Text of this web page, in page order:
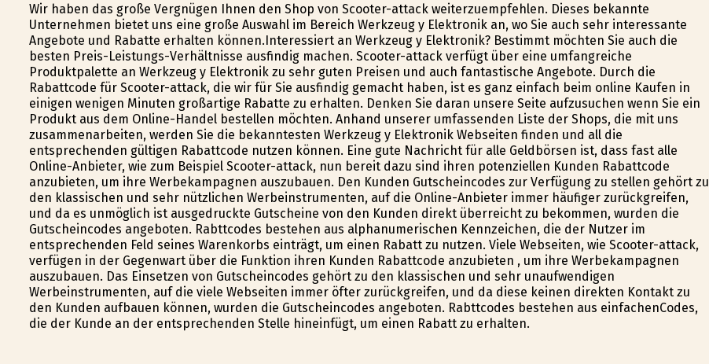
Wir haben das große Vergnügen Ihnen den Shop von Scooter-attack weiterzuempfehlen. Dieses bekannte
Unternehmen bietet uns eine große Auswahl im Bereich Werkzeug y Elektronik an, wo Sie auch sehr interessante
Angebote und Rabatte erhalten können.Interessiert an Werkzeug y Elektronik? Bestimmt möchten Sie auch die
besten Preis-Leistungs-Verhältnisse ausfindig machen. Scooter-attack verfügt über eine umfangreiche
Produktpalette an Werkzeug y Elektronik zu sehr guten Preisen und auch fantastische Angebote. Durch die
Rabattcode für Scooter-attack, die wir für Sie ausfindig gemacht haben, ist es ganz einfach beim online Kaufen in
einigen wenigen Minuten großartige Rabatte zu erhalten. Denken Sie daran unsere Seite aufzusuchen wenn Sie ein
Produkt aus dem Online-Handel bestellen möchten. Anhand unserer umfassenden Liste der Shops, die mit uns
zusammenarbeiten, werden Sie die bekanntesten Werkzeug y Elektronik Webseiten finden und all die
entsprechenden gültigen Rabattcode nutzen können. Eine gute Nachricht für alle Geldbörsen ist, dass fast alle
Online-Anbieter, wie zum Beispiel Scooter-attack, nun bereit dazu sind ihren potenziellen Kunden Rabattcode
anzubieten, um ihre Werbekampagnen auszubauen. Den Kunden Gutscheincodes zur Verfügung zu stellen gehört zu
den klassischen und sehr nützlichen Werbeinstrumenten, auf die Online-Anbieter immer häufiger zurückgreifen,
und da es unmöglich ist ausgedruckte Gutscheine von den Kunden direkt überreicht zu bekommen, wurden die
Gutscheincodes angeboten. Rabttcodes bestehen aus alphanumerischen Kennzeichen, die der Nutzer im
entsprechenden Feld seines Warenkorbs einträgt, um einen Rabatt zu nutzen. Viele Webseiten, wie Scooter-attack,
verfügen in der Gegenwart über die Funktion ihren Kunden Rabattcode anzubieten , um ihre Werbekampagnen
auszubauen. Das Einsetzen von Gutscheincodes gehört zu den klassischen und sehr unaufwendigen
Werbeinstrumenten, auf die viele Webseiten immer öfter zurückgreifen, und da diese keinen direkten Kontakt zu
den Kunden aufbauen können, wurden die Gutscheincodes angeboten. Rabttcodes bestehen aus einfachenCodes,
die der Kunde an der entsprechenden Stelle hineinfügt, um einen Rabatt zu erhalten.